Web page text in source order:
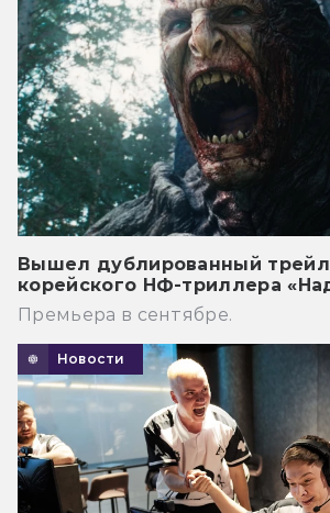
Вышел дублированный
корейского НФ-триллера
Премьера в сентябре.
Новости